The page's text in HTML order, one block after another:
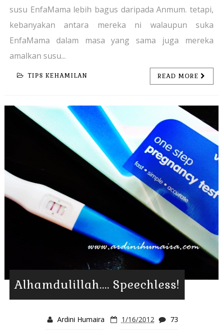
susu EnfaMama lebih bagus daripada Anmum. tetapi,
kebanyakan antara mereka ni walaupun suka
EnfaMama dalam masa yang sama juga mereka
amalkan susu...
TIPS KEHAMILAN READ MORE
Alhamdulillah.... Speechless!
Ardini Humaira 1/16/2012 73